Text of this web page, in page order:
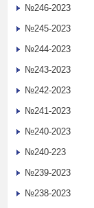
№246-2023
№245-2023
№244-2023
№243-2023
№242-2023
№241-2023
№240-2023
№240-223
№239-2023
№238-2023